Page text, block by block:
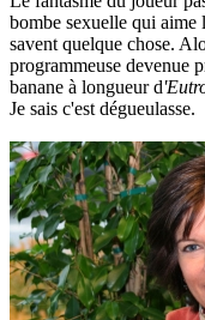
bombe sexuelle qui aime
savent quelque chose.
programmeuse devenue
banane à longueur d
Je sais c'est dégueulasse.